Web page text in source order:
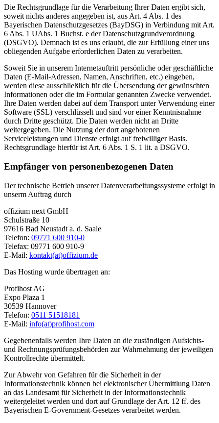
Die Rechtsgrundlage für die Verarbeitung Ihrer Daten ergibt sich,
soweit nichts anderes angegeben ist, aus Art. 4 Abs. 1 des
Bayerischen Datenschutzgesetzes (BayDSG) in Verbindung mit Art.
6 Abs. 1 UAbs. 1 Buchst. e der Datenschutzgrundverordnung
(DSGVO). Demnach ist es uns erlaubt, die zur Erfüllung einer uns
obliegenden Aufgabe erforderlichen Daten zu verarbeiten.
Soweit Sie in unserem Internetauftritt persönliche oder geschäftliche
Daten (E-Mail-Adressen, Namen, Anschriften, etc.) eingeben,
werden diese ausschließlich für die Übersendung der gewünschten
Informationen oder die im Formular genannten Zwecke verwendet.
Ihre Daten werden dabei auf dem Transport unter Verwendung einer
Software (SSL) verschlüsselt und sind vor einer Kenntnisnahme
durch Dritte geschützt. Die Daten werden nicht an Dritte
weitergegeben. Die Nutzung der dort angebotenen
Serviceleistungen und Dienste erfolgt auf freiwilliger Basis.
Rechtsgrundlage hierfür ist Art. 6 Abs. 1 S. 1 lit. a DSGVO.
Empfänger von personenbezogenen Daten
Der technische Betrieb unserer Datenverarbeitungssysteme erfolgt in
unserm Auftrag durch
offizium next GmbH
Schulstraße 10
97616 Bad Neustadt a. d. Saale
Telefon: 09771 600 910-0
Telefax: 09771 600 910-9
E-Mail: kontakt(at)offizium.de
Das Hosting wurde übertragen an:
Profihost AG
Expo Plaza 1
30539 Hannover
Telefon: 0511 51518181
E-Mail: info(at)profihost.com
Gegebenenfalls werden Ihre Daten an die zuständigen Aufsichts-
und Rechnungsprüfungsbehörden zur Wahrnehmung der jeweiligen
Kontrollrechte übermittelt.
Zur Abwehr von Gefahren für die Sicherheit in der
Informationstechnik können bei elektronischer Übermittlung Daten
an das Landesamt für Sicherheit in der Informationstechnik
weitergeleitet werden und dort auf Grundlage der Art. 12 ff. des
Bayerischen E-Government-Gesetzes verarbeitet werden.